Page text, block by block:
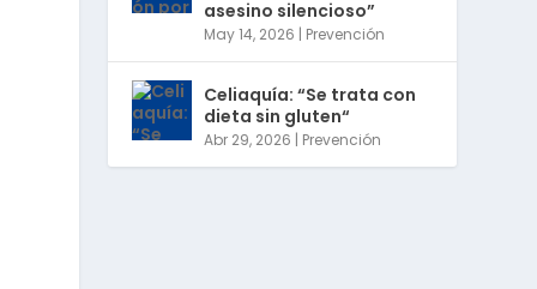
asesino silencioso”
May 14, 2026 | Prevención
Celiaquía: “Se trata con
dieta sin gluten“
Abr 29, 2026 | Prevención